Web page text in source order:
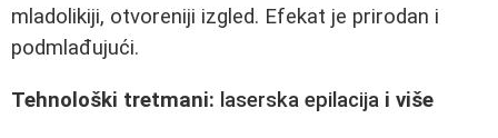
mladolikiji, otvoreniji izgled. Efekat je prirodan i
podmlađujući.
Tehnološki tretmani: laserska epilacija i više